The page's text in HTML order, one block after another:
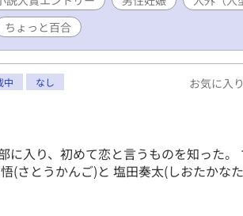
ないか？」 日本人の頃の記憶ではなく
がら、ルミナスを探す。 「はい、ジュ
ばれたその人は、銀髪碧眼の男だっ
破棄多いから、短編で書いてみること
ていただきありがとうございます！こ
って書けばよかった！深夜の寝れない時
出してとしてるのでたっくさんボロがあ
やねんてツッコミながら見てください
た皆様すみません！
ちょっと百合
中 なし お気に入
に入り、初めて恋と言うものを知った
(さとうかんご)と 塩田奏太(しおたかな